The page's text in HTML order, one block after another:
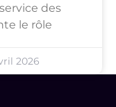
des
le rôle
2026